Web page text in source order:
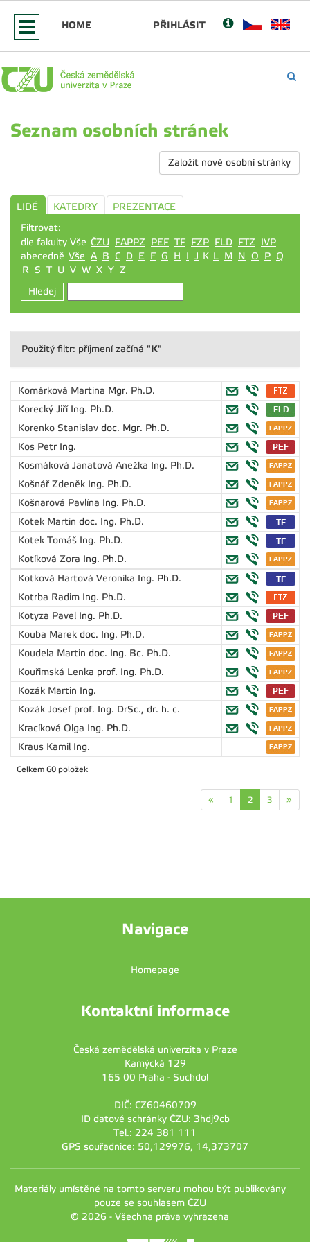
HOME PŘIHLÁSIT
Seznam osobních stránek
Založit nové osobní stránky
LIDÉ KATEDRY
PREZENTACE
Filtrovat:
dle fakulty Vše ČZU FAPPZ PEF TF FZP FLD FTZ IVP
abecedně Vše A B C D E F G H I J K L M N O P Q
R S T U V W X Y Z
Hledej
Použitý filtr: příjmení začíná "K"
Komárková Martina Mgr. Ph.D.
Korecký Jiří Ing. Ph.D.
Korenko Stanislav doc. Mgr. Ph.D.
Kos Petr Ing.
Kosmáková Janatová Anežka Ing. Ph.D.
Košnář Zdeněk Ing. Ph.D.
Košnarová Pavlína Ing. Ph.D.
Kotek Martin doc. Ing. Ph.D.
Kotek Tomáš Ing. Ph.D.
Kotíková Zora Ing. Ph.D.
Kotková Hartová Veronika Ing. Ph.D.
Kotrba Radim Ing. Ph.D.
Kotyza Pavel Ing. Ph.D.
Kouba Marek doc. Ing. Ph.D.
Koudela Martin doc. Ing. Bc. Ph.D.
Kouřimská Lenka prof. Ing. Ph.D.
Kozák Martin Ing.
Kozák Josef prof. Ing. DrSc., dr. h. c.
Kracíková Olga Ing. Ph.D.
Kraus Kamil Ing.
Celkem 60 položek
« 1 2 3 »
Navigace
Homepage
Kontaktní informace
Česká zemědělská univerzita v Praze
Kamýcká 129
165 00 Praha - Suchdol
DIČ: CZ60460709
ID datové schránky ČZU: 3hdj9cb
Tel.: 224 381 111
GPS souřadnice: 50,129976, 14,373707
Materiály umístěné na tomto serveru mohou být publikovány
pouze se souhlasem ČZU
© 2026 - Všechna práva vyhrazena